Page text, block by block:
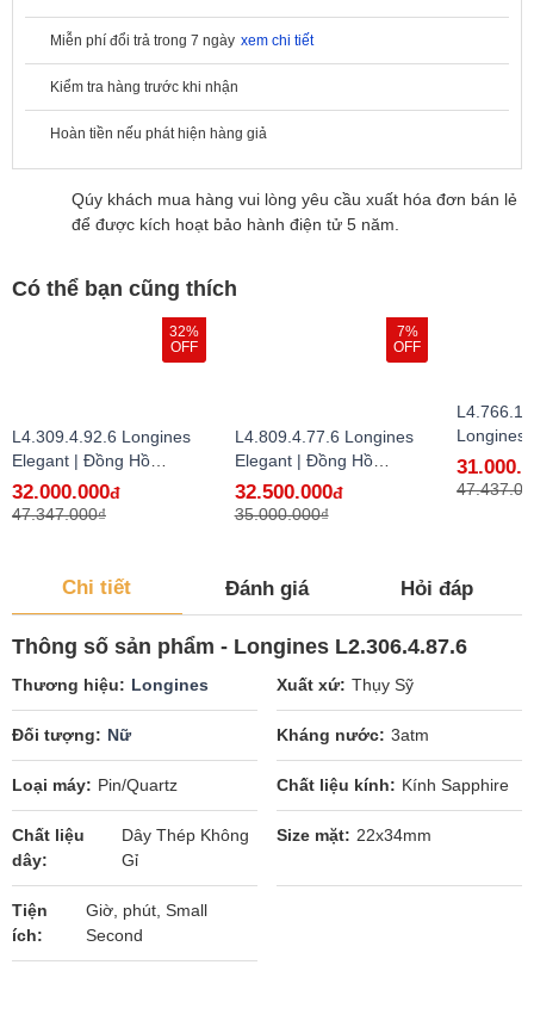
Miễn phí đổi trả trong 7 ngày xem chi tiết
Kiểm tra hàng trước khi nhận
Hoàn tiền nếu phát hiện hàng giả
Qúy khách mua hàng vui lòng yêu cầu xuất hóa đơn bán lẻ
để được kích hoạt bảo hành điện tử 5 năm.
Có thể bạn cũng thích
32%
OFF
L4.309.4.92.6 Longines
Elegant | Đồng Hồ
Longines Chính Hãng Bán
Lẻ Tại VN
32.000.000đ
47.347.000₫
7%
OFF
L4.809.4.77.6 Longines
Elegant | Đồng Hồ
Longines Chính Hãng Bán
Lẻ Tại VN
32.500.000đ
35.000.000₫
Longines
Lẻ Tại VN
Chi tiết Đánh giá Hỏi đáp
Thông số sản phẩm - Longines L2.306.4.87.6
Thương hiệu Longines Xuất xứ Thụy Sỹ
Đối tượng Nữ Kháng nước 3atm
Loại máy Pin/Quartz Chất liệu kính Kính Sapphire
Chất liệu
dây
Dây Thép Không
Gỉ
Size mặt 22x34mm
Tiện
ích
Giờ, phút, Small
Second